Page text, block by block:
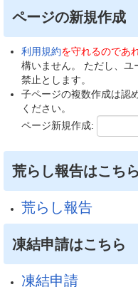
ページの新規作成
利用規約を守れるのであ
構いません。 ただし、ユ
禁止とします。
子ページの複数作成は認
ください。
ページ新規作成:
荒らし報告はこちら
荒らし報告
凍結申請はこちら
凍結申請